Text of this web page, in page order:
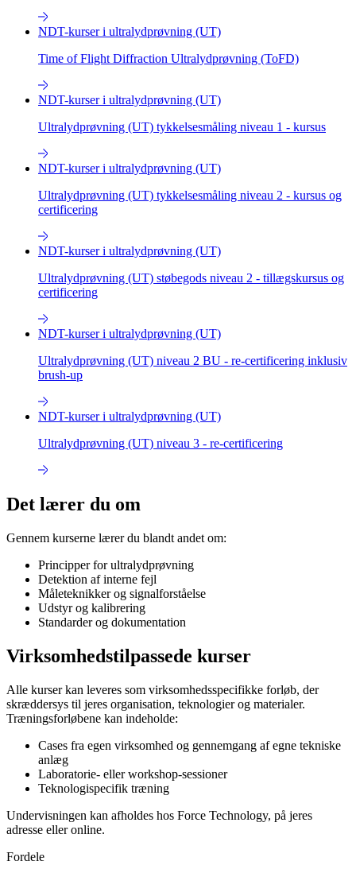
NDT-kurser i ultralydprøvning (UT)
Time of Flight Diffraction Ultralydprøvning (ToFD)
NDT-kurser i ultralydprøvning (UT)
Ultralydprøvning (UT) tykkelsesmåling niveau 1 - kursus
NDT-kurser i ultralydprøvning (UT)
Ultralydprøvning (UT) tykkelsesmåling niveau 2 - kursus og
certificering
NDT-kurser i ultralydprøvning (UT)
Ultralydprøvning (UT) støbegods niveau 2 - tillægskursus og
certificering
NDT-kurser i ultralydprøvning (UT)
Ultralydprøvning (UT) niveau 2 BU - re-certificering inklusiv
brush-up
NDT-kurser i ultralydprøvning (UT)
Ultralydprøvning (UT) niveau 3 - re-certificering
Det lærer du om
Gennem kurserne lærer du blandt andet om:
Principper for ultralydprøvning
Detektion af interne fejl
Måleteknikker og signalforståelse
Udstyr og kalibrering
Standarder og dokumentation
Virksomhedstilpassede kurser
Alle kurser kan leveres som virksomhedsspecifikke forløb, der
skræddersys til jeres organisation, teknologier og materialer.
Træningsforløbene kan indeholde:
Cases fra egen virksomhed og gennemgang af egne tekniske
anlæg
Laboratorie- eller workshop-sessioner
Teknologispecifik træning
Undervisningen kan afholdes hos Force Technology, på jeres
adresse eller online.
Fordele